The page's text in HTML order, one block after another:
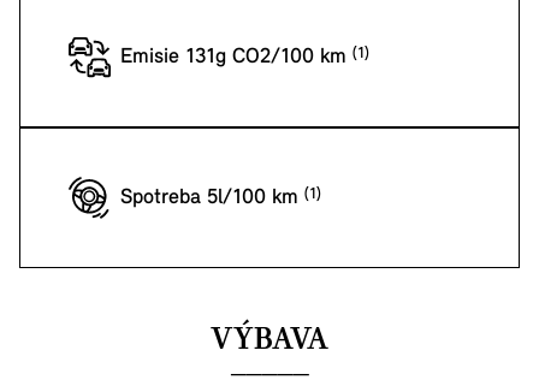
Emisie 131g CO2/100 km
Spotreba 5l/100 km
VÝBAVA